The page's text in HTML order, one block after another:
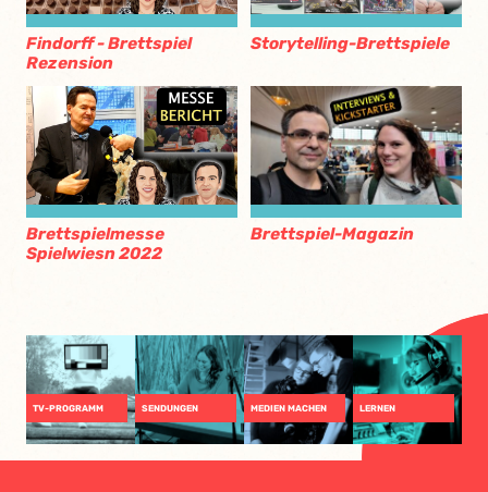
Findorff - Brettspiel
Rezension
Storytelling-Brettspiele
Brettspielmesse
Spielwiesn 2022
Brettspiel-Magazin
TV-PROGRAMM SENDUNGEN MEDIEN MACHEN LERNEN